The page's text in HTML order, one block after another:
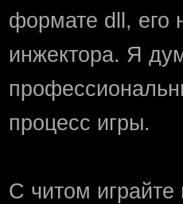
формате dll, его
инжектора. Я
процесс игры.
С читом играйте